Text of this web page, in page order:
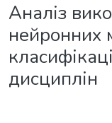
Аналіз
нейронних
дисциплін